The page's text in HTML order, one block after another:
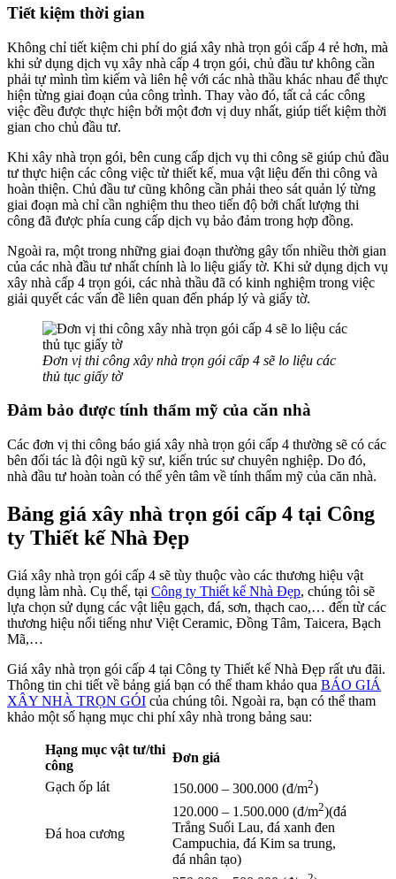
Tiết kiệm thời gian
Không chỉ tiết kiệm chi phí do giá xây nhà trọn gói cấp 4 rẻ hơn, mà
khi sử dụng dịch vụ xây nhà cấp 4 trọn gói, chủ đầu tư không cần
phải tự mình tìm kiếm và liên hệ với các nhà thầu khác nhau để thực
hiện từng giai đoạn của công trình. Thay vào đó, tất cả các công
việc đều được thực hiện bởi một đơn vị duy nhất, giúp tiết kiệm thời
gian cho chủ đầu tư.
Khi xây nhà trọn gói, bên cung cấp dịch vụ thi công sẽ giúp chủ đầu
tư thực hiện các công việc từ thiết kế, mua vật liệu đến thi công và
hoàn thiện. Chủ đầu tư cũng không cần phải theo sát quản lý từng
giai đoạn mà chỉ cần nghiệm thu theo tiến độ bởi chất lượng thi
công đã được phía cung cấp dịch vụ bảo đảm trong hợp đồng.
Ngoài ra, một trong những giai đoạn thường gây tốn nhiều thời gian
của các nhà đầu tư nhất chính là lo liệu giấy tờ. Khi sử dụng dịch vụ
xây nhà cấp 4 trọn gói, các nhà thầu đã có kinh nghiệm trong việc
giải quyết các vấn đề liên quan đến pháp lý và giấy tờ.
Đơn vị thi công xây nhà trọn gói cấp 4 sẽ lo liệu các
thủ tục giấy tờ
Đảm bảo được tính thẩm mỹ của căn nhà
Các đơn vị thi công báo giá xây nhà trọn gói cấp 4 thường sẽ có các
bên đối tác là đội ngũ kỹ sư, kiến trúc sư chuyên nghiệp. Do đó,
nhà đầu tư hoàn toàn có thể yên tâm về tính thẩm mỹ của căn nhà.
Bảng giá xây nhà trọn gói cấp 4 tại Công
ty Thiết kế Nhà Đẹp
Giá xây nhà trọn gói cấp 4 sẽ tùy thuộc vào các thương hiệu vật
dụng làm nhà. Cụ thể, tại Công ty Thiết kế Nhà Đẹp, chúng tôi sẽ
lựa chọn sử dụng các vật liệu gạch, đá, sơn, thạch cao,… đến từ các
thương hiệu nổi tiếng như Việt Ceramic, Đồng Tâm, Taicera, Bạch
Mã,…
Giá xây nhà trọn gói cấp 4 tại Công ty Thiết kế Nhà Đẹp rất ưu đãi.
Thông tin chi tiết về bảng giá bạn có thể tham khảo qua BÁO GIÁ
XÂY NHÀ TRỌN GÓI của chúng tôi. Ngoài ra, bạn có thể tham
khảo một số hạng mục chi phí xây nhà trong bảng sau:
Hạng mục vật tư/thi
công
Đơn giá
Gạch ốp lát
150.000 – 300.000 (đ/m2)
Đá hoa cương
120.000 – 1.500.000 (đ/m2)(đá
Trắng Suối Lau, đá xanh đen
Campuchia, đá Kim sa trung,
đá nhân tạo)